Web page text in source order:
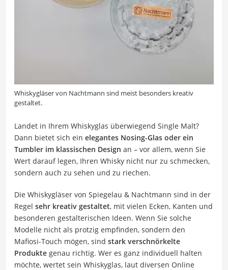
Whiskygläser von Nachtmann sind meist besonders kreativ
gestaltet.
Landet in Ihrem Whiskyglas überwiegend Single Malt?
Dann bietet sich ein elegantes Nosing-Glas oder ein
Tumbler im klassischen Design an – vor allem, wenn Sie
Wert darauf legen, Ihren Whisky nicht nur zu schmecken,
sondern auch zu sehen und zu riechen.
Die Whiskygläser von Spiegelau & Nachtmann sind in der
Regel sehr kreativ gestaltet, mit vielen Ecken, Kanten und
besonderen gestalterischen Ideen. Wenn Sie solche
Modelle nicht als protzig empfinden, sondern den
Mafiosi-Touch mögen, sind stark verschnörkelte
Produkte genau richtig. Wer es ganz individuell halten
möchte, wertet sein Whiskyglas, laut diversen Online